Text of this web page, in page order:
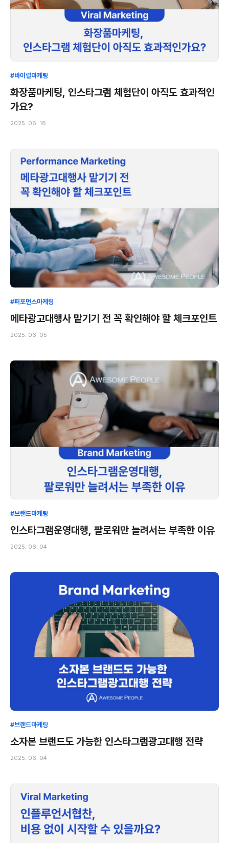
#바이럴마케팅
화장품마케팅, 인스타그램 체험단이 아직도 효과적인
가요?
2025. 06. 18
#퍼포먼스마케팅
메타광고대행사 맡기기 전 꼭 확인해야 할 체크포인트
2025. 06. 05
#브랜드마케팅
인스타그램운영대행, 팔로워만 늘려서는 부족한 이유
2025. 06. 04
#브랜드마케팅
소자본 브랜드도 가능한 인스타그램광고대행 전략
2025. 06. 04